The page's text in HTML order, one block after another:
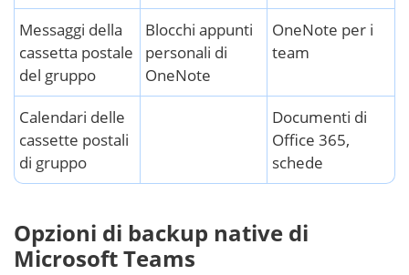
Messaggi della
cassetta postale
del gruppo
Blocchi appunti
personali di
OneNote
OneNote per i
team
Calendari delle
cassette postali
di gruppo
Documenti di
Office 365,
schede
Opzioni di backup native di
Microsoft Teams